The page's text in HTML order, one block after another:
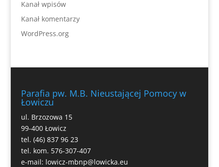
Kanał wpisów
Kanał komentarzy
WordPress.org
Parafia pw. M.B. Nieustającej Pomocy w
Łowiczu
ul. Brzozowa 15
99-400 Łowicz
tel. (46) 837 96 23
tel. kom. 576-307-407
e-mail: lowicz-mbnp@lowicka.eu